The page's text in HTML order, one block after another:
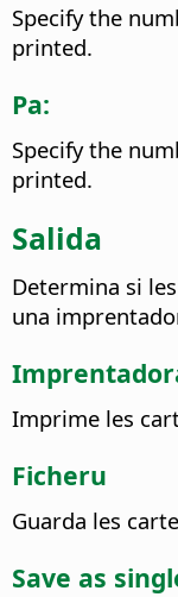
Specify the
printed.
Pa:
Specify the
printed.
Salida
Determina si
una
Imprime les
Ficheru
Guarda les
Save as